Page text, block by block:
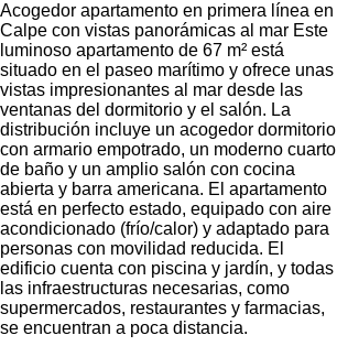
Acogedor apartamento en primera línea en
Calpe con vistas panorámicas al mar Este
luminoso apartamento de 67 m² está
situado en el paseo marítimo y ofrece unas
vistas impresionantes al mar desde las
ventanas del dormitorio y el salón. La
distribución incluye un acogedor dormitorio
con armario empotrado, un moderno cuarto
de baño y un amplio salón con cocina
abierta y barra americana. El apartamento
está en perfecto estado, equipado con aire
acondicionado (frío/calor) y adaptado para
personas con movilidad reducida. El
edificio cuenta con piscina y jardín, y todas
las infraestructuras necesarias, como
supermercados, restaurantes y farmacias,
se encuentran a poca distancia.